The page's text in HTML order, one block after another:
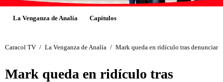
La Venganza de Analía Capítulos
Caracol TV / La Venganza de Analía / Mark queda en ridículo tras denunciar
Mark queda en ridículo tras